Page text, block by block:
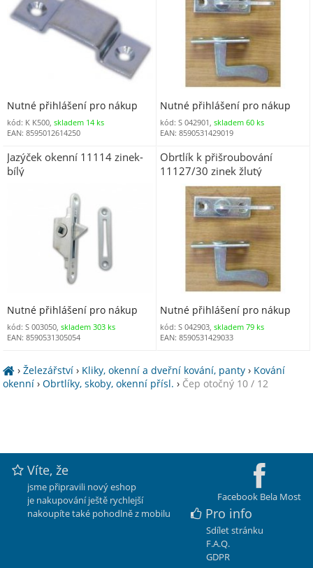
Nutné přihlášení pro nákup
kód: K K500, skladem 14 ks
EAN: 8595012614250
Nutné přihlášení pro nákup
kód: S 042901,skladem 60 ks
EAN: 8590531429019
Jazýček okenní 11114 zinek-
bílý
Nutné přihlášení pro nákup
kód: S 003050, skladem 303 ks
EAN: 8590531305054
Obrtlík k přišroubování
11127/30 zinek žlutý
Nutné přihlášení pro nákup
kód: S 042903,skladem 79 ks
EAN: 8590531429033
›Železářství › Kliky, okenní a dveřní kování, panty › Kování
okenní ›Obrtlíky, skoby, okenní přísl. › Čep otočný 10 / 12
Facebook Bela Most
Víte, že
jsme připravili nový eshop
je nakupování ještě rychlejší
nakoupíte také pohodlně z mobilu
Pro info
Sdílet stránku
F.A.Q.
GDPR